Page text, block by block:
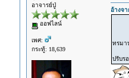
อาจารย์ปู่
ออฟไลน์
เพศ:
กระทู้: 18,639
อ้างจา
ทรมา
ปรับร